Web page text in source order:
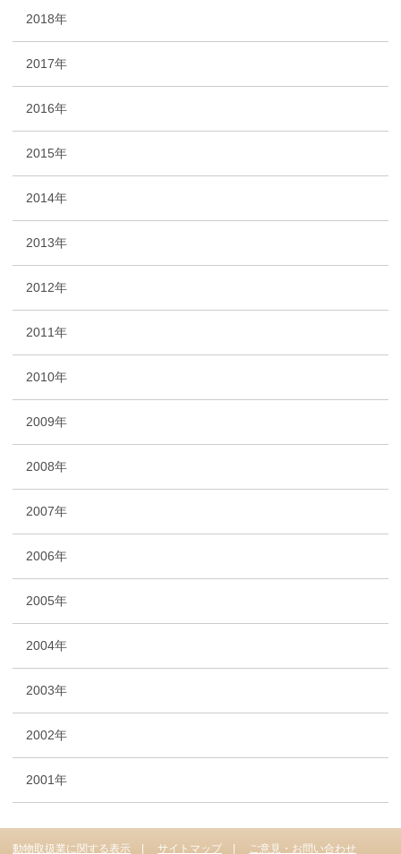
2018年
2017年
2016年
2015年
2014年
2013年
2012年
2011年
2010年
2009年
2008年
2007年
2006年
2005年
2004年
2003年
2002年
2001年
動物取扱業に関する表示 サイトマップ ご意見・お問い合わせ